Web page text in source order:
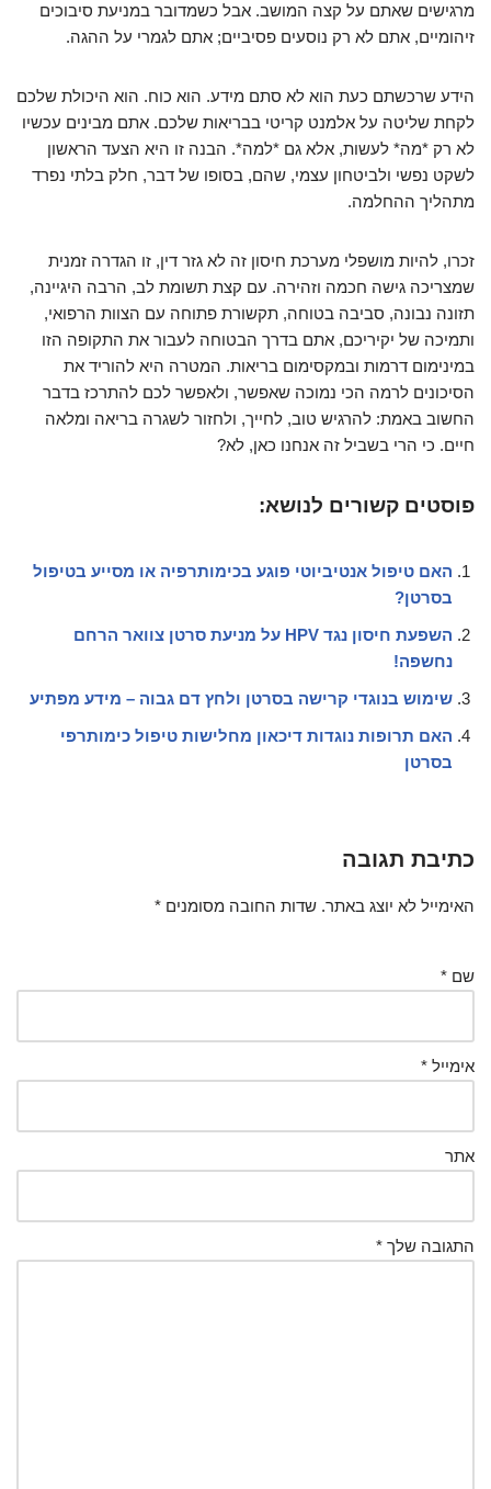
מרגישים שאתם על קצה המושב. אבל כשמדובר במניעת סיבוכים
זיהומיים, אתם לא רק נוסעים פסיביים; אתם לגמרי על ההגה.
הידע שרכשתם כעת הוא לא סתם מידע. הוא כוח. הוא היכולת שלכם
לקחת שליטה על אלמנט קריטי בבריאות שלכם. אתם מבינים עכשיו
לא רק *מה* לעשות, אלא גם *למה*. הבנה זו היא הצעד הראשון
לשקט נפשי ולביטחון עצמי, שהם, בסופו של דבר, חלק בלתי נפרד
מתהליך ההחלמה.
זכרו, להיות מושפלי מערכת חיסון זה לא גזר דין, זו הגדרה זמנית
שמצריכה גישה חכמה וזהירה. עם קצת תשומת לב, הרבה היגיינה,
תזונה נבונה, סביבה בטוחה, תקשורת פתוחה עם הצוות הרפואי,
ותמיכה של יקיריכם, אתם בדרך הבטוחה לעבור את התקופה הזו
במינימום דרמות ובמקסימום בריאות. המטרה היא להוריד את
הסיכונים לרמה הכי נמוכה שאפשר, ולאפשר לכם להתרכז בדבר
החשוב באמת: להרגיש טוב, לחייך, ולחזור לשגרה בריאה ומלאה
חיים. כי הרי בשביל זה אנחנו כאן, לא?
פוסטים קשורים לנושא:
האם טיפול אנטיביוטי פוגע בכימותרפיה או מסייע בטיפול
בסרטן?
השפעת חיסון נגד HPV על מניעת סרטן צוואר הרחם
נחשפה!
שימוש בנוגדי קרישה בסרטן ולחץ דם גבוה – מידע מפתיע
האם תרופות נוגדות דיכאון מחלישות טיפול כימותרפי
בסרטן
כתיבת תגובה
האימייל לא יוצג באתר. שדות החובה מסומנים *
שם *
אימייל *
אתר
התגובה שלך *